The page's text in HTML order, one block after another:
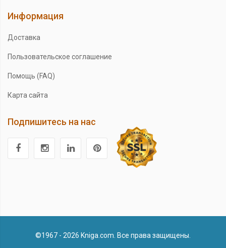
Информация
Доставка
Пользовательское соглашение
Помощь (FAQ)
Карта сайта
Подпишитесь на нас
©1967 - 2026 Kniga.com. Все права защищены.